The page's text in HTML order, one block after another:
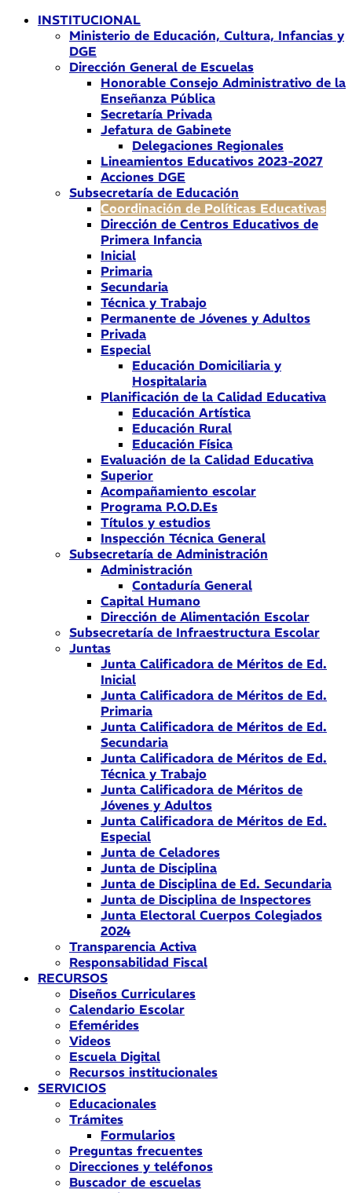
INSTITUCIONAL
Ministerio de Educación, Cultura, Infancias y
DGE
Dirección General de Escuelas
Honorable Consejo Administrativo de la
Enseñanza Pública
Secretaría Privada
Jefatura de Gabinete
Delegaciones Regionales
Lineamientos Educativos 2023-2027
Acciones DGE
Subsecretaría de Educación
Coordinación de Políticas Educativas
Dirección de Centros Educativos de
Primera Infancia
Inicial
Primaria
Secundaria
Técnica y Trabajo
Permanente de Jóvenes y Adultos
Privada
Especial
Educación Domiciliaria y
Hospitalaria
Planificación de la Calidad Educativa
Educación Artística
Educación Rural
Educación Física
Evaluación de la Calidad Educativa
Superior
Acompañamiento escolar
Programa P.O.D.Es
Títulos y estudios
Inspección Técnica General
Subsecretaría de Administración
Administración
Contaduría General
Capital Humano
Dirección de Alimentación Escolar
Subsecretaría de Infraestructura Escolar
Juntas
Junta Calificadora de Méritos de Ed.
Inicial
Junta Calificadora de Méritos de Ed.
Primaria
Junta Calificadora de Méritos de Ed.
Secundaria
Junta Calificadora de Méritos de Ed.
Técnica y Trabajo
Junta Calificadora de Méritos de
Jóvenes y Adultos
Junta Calificadora de Méritos de Ed.
Especial
Junta de Celadores
Junta de Disciplina
Junta de Disciplina de Ed. Secundaria
Junta de Disciplina de Inspectores
Junta Electoral Cuerpos Colegiados
2024
Transparencia Activa
Responsabilidad Fiscal
RECURSOS
Diseños Curriculares
Calendario Escolar
Efemérides
Videos
Escuela Digital
Recursos institucionales
SERVICIOS
Educacionales
Trámites
Formularios
Preguntas frecuentes
Direcciones y teléfonos
Buscador de escuelas